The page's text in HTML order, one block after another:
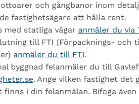
och gångbanor inom
fastighetsägare att hålla rent.
med statliga vägar anmäler du via
till FTI (Förpacknings- och
anmäler du till FTI.
byggnad felanmäler du till
. Ange vilken fastighet det
i din felanmälan. Bifoga